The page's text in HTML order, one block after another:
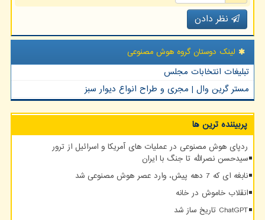
نظر دادن
لینک دوستان گروه هوش مصنوعی
تبلیغات انتخابات مجلس
مستر گرین وال | مجری و طراح انواع دیوار سبز
پربیننده ترین ها
ردپای هوش مصنوعی در عملیات های آمریکا و اسرائیل از ترور
سیدحسن نصرالله تا جنگ با ایران
نابغه ای که 7 دهه پیش، وارد عصر هوش مصنوعی شد
انقلاب خاموش در خانه
ChatGPT تاریخ ساز شد